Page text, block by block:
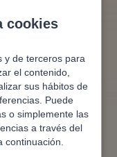
cookies
y de terceros para
el contenido,
sus hábitos de
Puede
o simplemente las
a través del
continuación.
en Burgos
en Palencia
en Segovia
en Valladolid